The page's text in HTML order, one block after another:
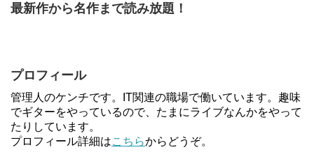
最新作から名作まで読み放題！
プロフィール
管理人のケンチです。IT関連の職場で働いています。趣味
でギターをやっているので、たまにライブなんかをやって
たりしています。
プロフィール詳細はこちらからどうぞ。